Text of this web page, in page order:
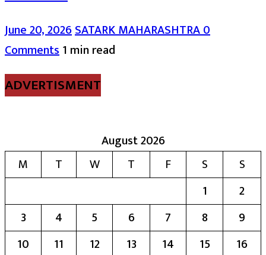
June 20, 2026SATARK MAHARASHTRA0
Comments1 min read
ADVERTISMENT
August 2026
M
T W T F S
S
1
2
3
4 5 6 7 8
9
10
11 12 13 14 15
16